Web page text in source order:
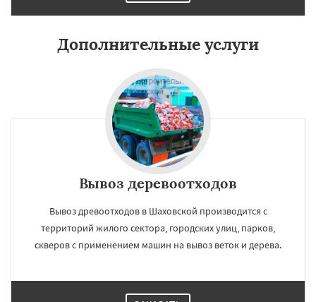
Дополнительные услуги
Вывоз деревоотходов
Вывоз древоотходов в Шаховской производится с
территорий жилого сектора, городских улиц, парков,
скверов с применением машин на вывоз веток и дерева.